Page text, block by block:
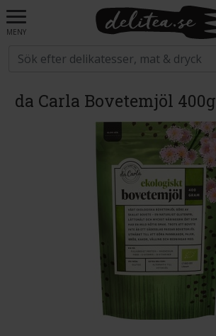
MENY
da Carla Bovetemjöl 400g